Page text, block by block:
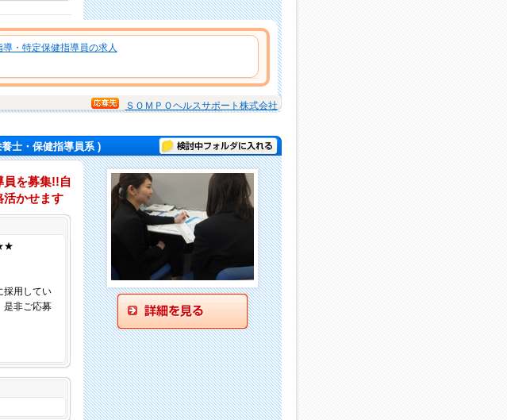
導・特定保健指導員の求人
ＳＯＭＰＯヘルスサポート株式会社
士・保健指導員系 ) 検討中フォルダに入れる
員を募集!!自
活かせます
採用してい
是非ご応募